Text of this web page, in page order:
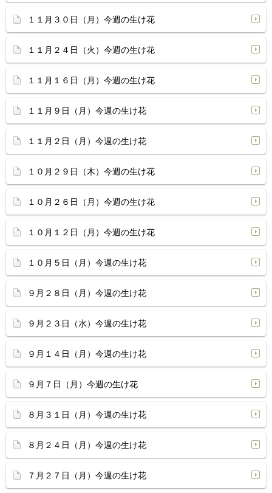
１１月３０日（月）今週の生け花
１１月２４日（火）今週の生け花
１１月１６日（月）今週の生け花
１１月９日（月）今週の生け花
１１月２日（月）今週の生け花
１０月２９日（木）今週の生け花
１０月２６日（月）今週の生け花
１０月１２日（月）今週の生け花
１０月５日（月）今週の生け花
９月２８日（月）今週の生け花
９月２３日（水）今週の生け花
９月１４日（月）今週の生け花
９月７日（月）今週の生け花
８月３１日（月）今週の生け花
８月２４日（月）今週の生け花
７月２７日（月）今週の生け花